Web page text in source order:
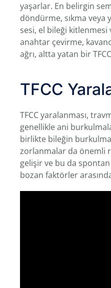
yaşarlar. En belirgin
döndürme, sıkma veya
sesi, el bileği kitlenmesi
anahtar çevirme,
ağrı, altta yatan bir
TFCC
TFCC yaralanması,
genellikle ani
birlikte bileğin
zorlanmalar da önemli
gelişir ve bu da
bozan faktörler